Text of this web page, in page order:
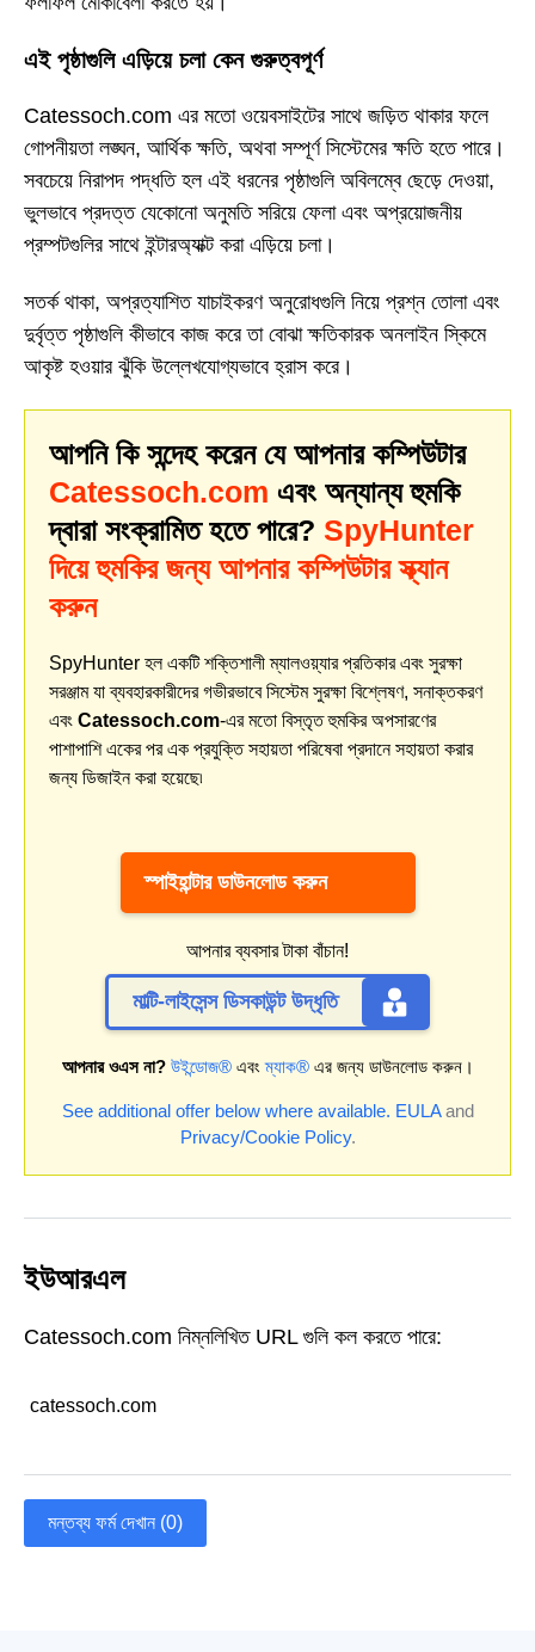
এই পৃষ্ঠাগুলি এড়িয়ে চলা কেন গুরুত্বপূর্ণ
Catessoch.com এর মতো ওয়েবসাইটের সাথে জড়িত থাকার ফলে
গোপনীয়তা লঙ্ঘন, আর্থিক ক্ষতি, অথবা সম্পূর্ণ সিস্টেমের ক্ষতি হতে পারে।
সবচেয়ে নিরাপদ পদ্ধতি হল এই ধরনের পৃষ্ঠাগুলি অবিলম্বে ছেড়ে দেওয়া,
ভুলভাবে প্রদত্ত যেকোনো অনুমতি সরিয়ে ফেলা এবং অপ্রয়োজনীয়
প্রম্পটগুলির সাথে ইন্টারঅ্যাক্ট করা এড়িয়ে চলা।
সতর্ক থাকা, অপ্রত্যাশিত যাচাইকরণ অনুরোধগুলি নিয়ে প্রশ্ন তোলা এবং
দুর্বৃত্ত পৃষ্ঠাগুলি কীভাবে কাজ করে তা বোঝা ক্ষতিকারক অনলাইন স্কিমে
আকৃষ্ট হওয়ার ঝুঁকি উল্লেখযোগ্যভাবে হ্রাস করে।
আপনি কি সন্দেহ করেন যে আপনার কম্পিউটার
Catessoch.com এবং অন্যান্য হুমকি
দ্বারা সংক্রামিত হতে পারে? SpyHunter
দিয়ে হুমকির জন্য আপনার কম্পিউটার স্ক্যান
করুন
SpyHunter হল একটি শক্তিশালী ম্যালওয়্যার প্রতিকার এবং সুরক্ষা
সরঞ্জাম যা ব্যবহারকারীদের গভীরভাবে সিস্টেম সুরক্ষা বিশ্লেষণ, সনাক্তকরণ
এবং Catessoch.com-এর মতো বিস্তৃত হুমকির অপসারণের
পাশাপাশি একের পর এক প্রযুক্তি সহায়তা পরিষেবা প্রদানে সহায়তা করার
জন্য ডিজাইন করা হয়েছে৷
স্পাইহান্টার ডাউনলোড করুন
আপনার ব্যবসার টাকা বাঁচান!
মাল্টি-লাইসেন্স ডিসকাউন্ট উদ্ধৃতি
আপনার ওএস না? উইন্ডোজ®এবংম্যাক®এর জন্য ডাউনলোড করুন।
See additional offer below where available. EULAand
Privacy/Cookie Policy.
ইউআরএল
Catessoch.com নিম্নলিখিত URL গুলি কল করতে পারে:
catessoch.com
মন্তব্য ফর্ম দেখান (0)